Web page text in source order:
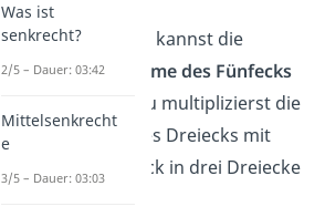
Das bedeutet, du kannst die
Innenwinkelsumme des Fünfecks
so berechnen: Du multiplizierst die
Winkelsumme des Dreiecks mit
3, weil das Fünfeck in drei Dreiecke
Was ist
senkrecht?
2/5 – Dauer: 03:42
Mittelsenkrecht
e
3/5 – Dauer: 03:03